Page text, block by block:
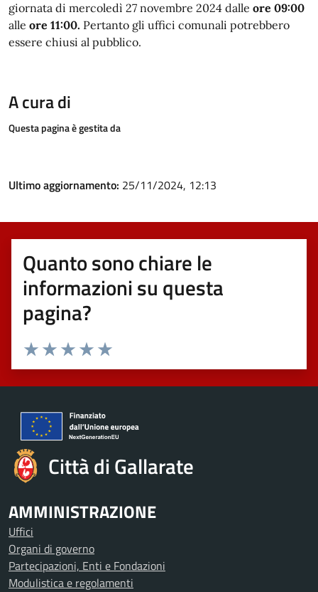
giornata di mercoledì 27 novembre 2024 dalle ore 09:00
alle ore 11:00. Pertanto gli uffici comunali potrebbero
essere chiusi al pubblico.
A cura di
Questa pagina è gestita da
Ultimo aggiornamento: 25/11/2024, 12:13
Quanto sono chiare le
informazioni su questa
pagina?
Valuta 5 stelle su 5
Valuta 4 stelle su 5
Valuta 3 stelle su 5
Valuta 2 stelle su 5
Valuta 1 stelle su 5
Città di Gallarate
AMMINISTRAZIONE
Uffici
Organi di governo
Partecipazioni, Enti e Fondazioni
Modulistica e regolamenti